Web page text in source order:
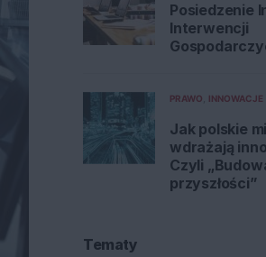
Posiedzenie
Interwencji
PRAWO INNOWACJE
Jak polskie
wdrażają
Czyli
przyszłości”
Tematy